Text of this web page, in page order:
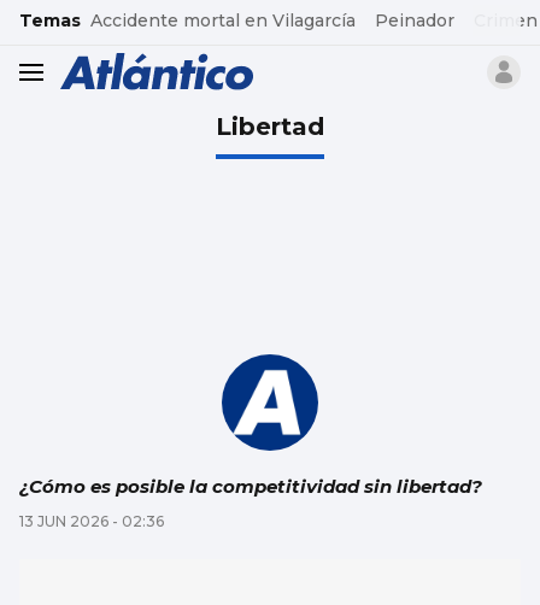
common.go-to-content
Temas Accidente mortal en Vilagarcía Peinador
header.menu.open
Libertad
¿Cómo es posible la competitividad sin libertad?
13 JUN 2026 - 02:36